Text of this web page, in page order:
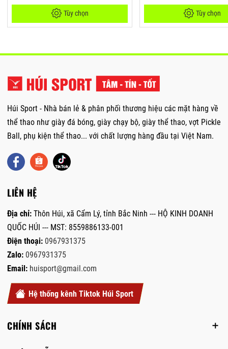
Tùy chọn Tùy chọn
Húi Sport - Nhà bán lẻ & phân phối thương hiệu các mặt hàng về
thể thao như giày đá bóng, giày chạy bộ, giày thể thao, vợt Pickle
Ball, phụ kiện thể thao... với chất lượng hàng đầu tại Việt Nam.
LIÊN HỆ
Địa chỉ: Thôn Húi, xã Cẩm Lý, tỉnh Bắc Ninh --- HỘ KINH DOANH
QUỐC HÚI --- MST: 8559886133-001
Điện thoại: 0967931375
Zalo: 0967931375
Email: huisport@gmail.com
Hệ thống kênh Tiktok Húi Sport
CHÍNH SÁCH